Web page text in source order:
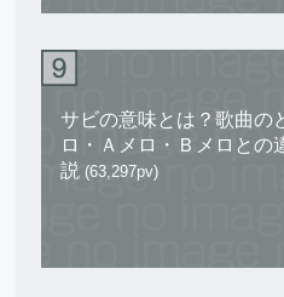
サビの意味とは？歌曲の
ロ・Ａメロ・Ｂメロとの
説 (63,297pv)